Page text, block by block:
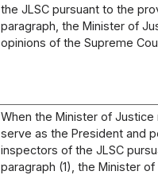
the JLSC pursuant to the
paragraph, the Minister of
opinions of the Supreme
When the Minister of
serve as the President and
inspectors of the JLSC
paragraph (1), the Minister